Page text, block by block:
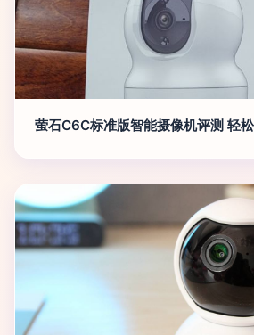
萤石C6C标准版智能摄像机评测 轻